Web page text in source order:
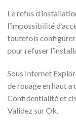
Le refus
l’impossibilité
toutefois configurer
pour refuser
Sous Internet
de rouage en haut
Confidentialité et
Validez sur Ok.